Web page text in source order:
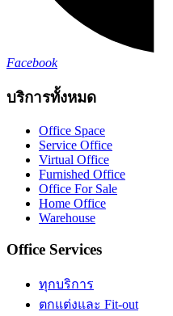
Facebook
บริการทั้งหมด
Office Space
Service Office
Virtual Office
Furnished Office
Office For Sale
Home Office
Warehouse
Office Services
ทุกบริการ
ตกแต่งและ Fit-out